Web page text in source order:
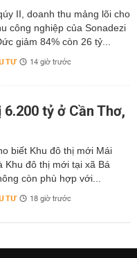
II, doanh thu mảng lõi cho
công nghiệp của Sonadezi
giảm 84% còn 26 tỷ...
TƯ 14 giờ trước
tỷ ở Cần Thơ,
biết Khu đô thị mới Mái
Khu đô thị mới tại xã Bá
còn phù hợp với...
TƯ 18 giờ trước